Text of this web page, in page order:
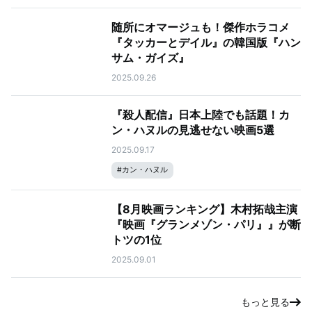
随所にオマージュも！傑作ホラコメ
『タッカーとデイル』の韓国版『ハン
サム・ガイズ』
2025.09.26
『殺人配信』日本上陸でも話題！カ
ン・ハヌルの見逃せない映画5選
2025.09.17
#カン・ハヌル
【8月映画ランキング】木村拓哉主演
『映画『グランメゾン・パリ』』が断
トツの1位
2025.09.01
もっと見る